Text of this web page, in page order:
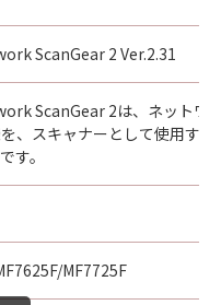
ScanGear 2 Ver.2.31
ScanGear 2は、ネットワ
、スキャナーとして使用す
す。
MF7725F